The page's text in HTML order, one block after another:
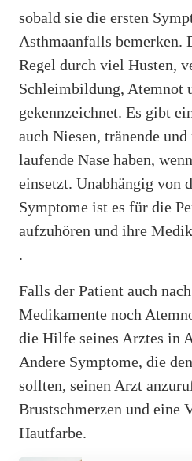
sobald sie die ersten
Asthmaanfalls bemerken.
Regel durch viel Husten,
Schleimbildung, Atemnot
gekennzeichnet. Es gibt
auch Niesen, tränende
laufende Nase haben,
einsetzt. Unabhängig von
Symptome ist es für die
aufzuhören und ihre
.
Falls der Patient auch
Medikamente noch
die Hilfe seines Arztes in
Andere Symptome, die
sollten, seinen Arzt
Brustschmerzen und eine
Hautfarbe.